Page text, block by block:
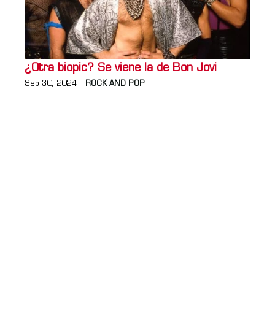
¿Otra biopic? Se viene la de Bon Jovi
Sep 30, 2024 ROCK AND POP